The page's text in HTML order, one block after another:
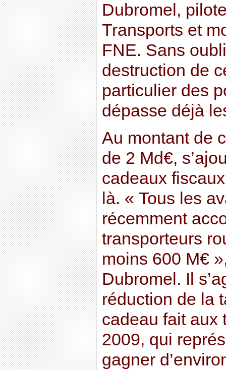
Dubromel,
Transports et
FNE. Sans
destruction de
particulier des
dépasse déjà
Au montant de
de 2 Md€,
cadeaux
là. « Tous les
récemment
transporteurs
moins 600 M€
Dubromel. Il
réduction de la
cadeau fait aux
2009, qui
gagner